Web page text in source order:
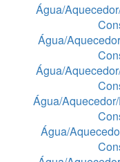
Água/
Água/
Água/
Água/
Água/